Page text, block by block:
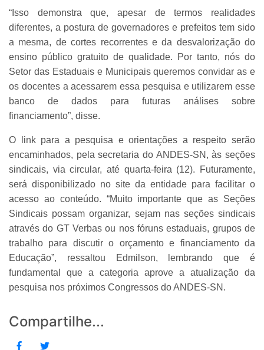
“Isso demonstra que, apesar de termos realidades
diferentes, a postura de governadores e prefeitos tem sido
a mesma, de cortes recorrentes e da desvalorização do
ensino público gratuito de qualidade. Por tanto, nós do
Setor das Estaduais e Municipais queremos convidar as e
os docentes a acessarem essa pesquisa e utilizarem esse
banco de dados para futuras análises sobre
financiamento”, disse.
O link para a pesquisa e orientações a respeito serão
encaminhados, pela secretaria do ANDES-SN, às seções
sindicais, via circular, até quarta-feira (12). Futuramente,
será disponibilizado no site da entidade para facilitar o
acesso ao conteúdo. “Muito importante que as Seções
Sindicais possam organizar, sejam nas seções sindicais
através do GT Verbas ou nos fóruns estaduais, grupos de
trabalho para discutir o orçamento e financiamento da
Educação”, ressaltou Edmilson, lembrando que é
fundamental que a categoria aprove a atualização da
pesquisa nos próximos Congressos do ANDES-SN.
Compartilhe...